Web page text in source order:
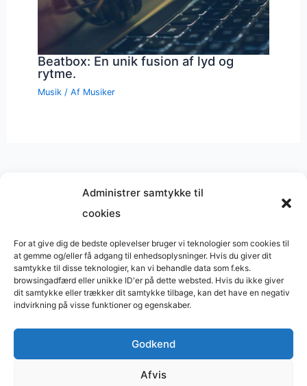
Administrer samtykke til
cookies
For at give dig de bedste oplevelser bruger vi teknologier som cookies til
at gemme og/eller få adgang til enhedsoplysninger. Hvis du giver dit
samtykke til disse teknologier, kan vi behandle data som f.eks.
browsingadfærd eller unikke ID'er på dette websted. Hvis du ikke giver
dit samtykke eller trækker dit samtykke tilbage, kan det have en negativ
indvirkning på visse funktioner og egenskaber.
Godkend
Afvis
Beatbox: En unik fusion af lyd og
rytme.
Musik / Af Musiker
Musik på
Copyright © 2026 BasimWorld
Udviklet afWebbureau.dk
Bygget medWordPress
Restaurant
Restauranter